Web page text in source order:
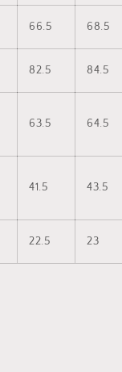
66.5 68.5
82.5 84.5
63.5 64.5
41.5 43.5
22.5 23